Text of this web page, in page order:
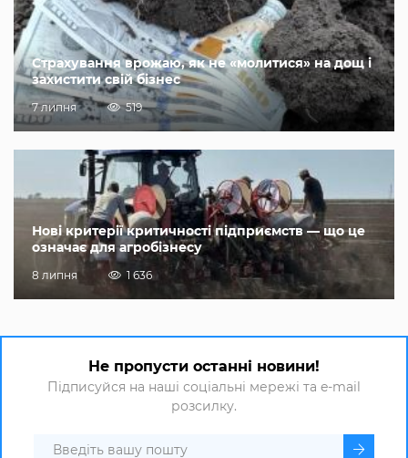
Страхування врожаю, як не «молитися» на дощ і
захистити свій бізнес
7 липня 519
Нові критерії критичності підприємств — що це
означає для агробізнесу
8 липня 1 636
Не пропусти останні новини!
Підписуйся на наші соціальні мережі та e-mail
розсилку.